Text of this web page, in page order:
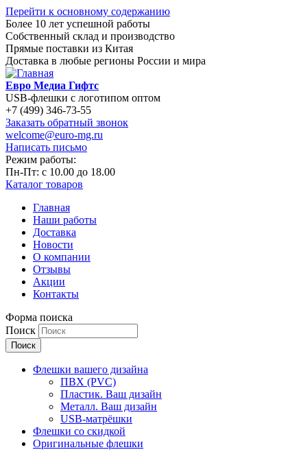
Перейти к основному содержанию
Более 10 лет успешной работы
Собственный склад и производство
Прямые поставки из Китая
Доставка в любые регионы России и мира
Евро Медиа Гифтс
USB-флешки с логотипом оптом
+7 (499) 346-73-55
Заказать обратный звонок
welcome@euro-mg.ru
Написать письмо
Режим работы:
Пн-Пт: с 10.00 до 18.00
Каталог товаров
Главная
Наши работы
Доставка
Новости
О компании
Отзывы
Акции
Контакты
Форма поиска
Поиск
Флешки вашего дизайна
ПВХ (PVC)
Пластик. Ваш дизайн
Металл. Ваш дизайн
USB-матрёшки
Флешки со скидкой
Оригинальные флешки